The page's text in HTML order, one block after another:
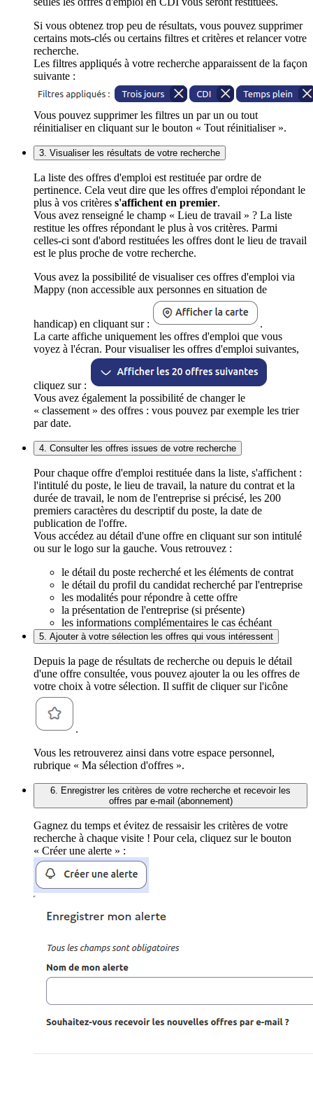
Si vous obtenez trop peu de résultats, vous pouvez supprimer
certains mots-clés ou certains filtres et critères et relancer votre
recherche.
Les filtres appliqués à votre recherche apparaissent de la façon
suivante :
Vous pouvez supprimer les filtres un par un ou tout
réinitialiser en cliquant sur le bouton « Tout réinitialiser ».
3. Visualiser les résultats de votre recherche
La liste des offres d'emploi est restituée par ordre de
pertinence. Cela veut dire que les offres d'emploi répondant le
plus à vos critères s'affichent en premier.
Vous avez renseigné le champ « Lieu de travail » ? La liste
restitue les offres répondant le plus à vos critères. Parmi
celles-ci sont d'abord restituées les offres dont le lieu de travail
est le plus proche de votre recherche.
Vous avez la possibilité de visualiser ces offres d'emploi via
Mappy (non accessible aux personnes en situation de
handicap) en cliquant sur :
.
La carte affiche uniquement les offres d'emploi que vous
voyez à l'écran. Pour visualiser les offres d'emploi suivantes,
cliquez sur :
Vous avez également la possibilité de changer le
« classement » des offres : vous pouvez par exemple les trier
par date.
4. Consulter les offres issues de votre recherche
Pour chaque offre d'emploi restituée dans la liste, s'affichent :
l'intitulé du poste, le lieu de travail, la nature du contrat et la
durée de travail, le nom de l'entreprise si précisé, les 200
premiers caractères du descriptif du poste, la date de
publication de l'offre.
Vous accédez au détail d'une offre en cliquant sur son intitulé
ou sur le logo sur la gauche. Vous retrouvez :
le détail du poste recherché et les éléments de contrat
le détail du profil du candidat recherché par l'entreprise
les modalités pour répondre à cette offre
la présentation de l'entreprise (si présente)
les informations complémentaires le cas échéant
5. Ajouter à votre sélection les offres qui vous intéressent
Depuis la page de résultats de recherche ou depuis le détail
d'une offre consultée, vous pouvez ajouter la ou les offres de
votre choix à votre sélection. Il suffit de cliquer sur l'icône
.
Vous les retrouverez ainsi dans votre espace personnel,
rubrique « Ma sélection d'offres ».
6. Enregistrer les critères de votre recherche et recevoir les
offres par e-mail (abonnement)
Gagnez du temps et évitez de ressaisir les critères de votre
recherche à chaque visite ! Pour cela, cliquez sur le bouton
« Créer une alerte » :